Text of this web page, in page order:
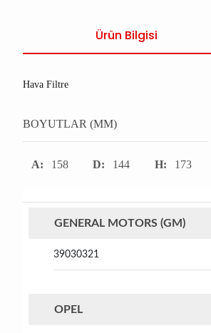
Ürün Bilgisi
Hava Filtre
BOYUTLAR (MM)
A: 158 D: 144 H: 173
GENERAL MOTORS (GM)
39030321
OPEL